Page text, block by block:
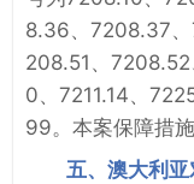
8.36、7208.37
208.51、
0、7211.14、
99。本案保障措
五、澳大利